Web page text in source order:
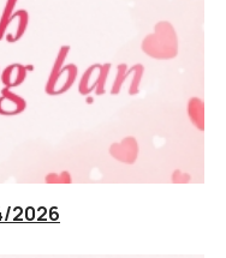
2026